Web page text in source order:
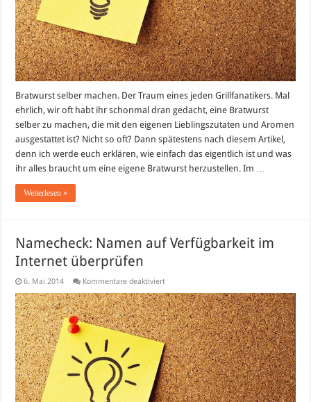
Bratwurst selber machen. Der Traum eines jeden Grillfanatikers. Mal
ehrlich, wir oft habt ihr schonmal dran gedacht, eine Bratwurst
selber zu machen, die mit den eigenen Lieblingszutaten und Aromen
ausgestattet ist? Nicht so oft? Dann spätestens nach diesem Artikel,
denn ich werde euch erklären, wie einfach das eigentlich ist und was
ihr alles braucht um eine eigene Bratwurst herzustellen. Im …
Weiterlesen »
Namecheck: Namen auf Verfügbarkeit im
Internet überprüfen
6. Mai 2014 Kommentare deaktiviertfür
Namen
auf
Verfügbarkeit
im
Internet
überprüfen